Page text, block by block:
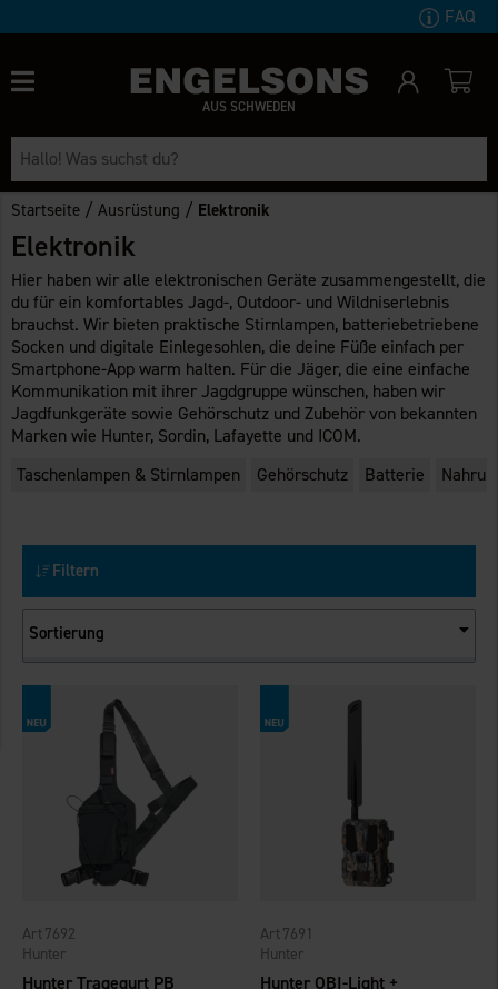
FAQ
AUS SCHWEDEN
Startseite /Ausrüstung / Elektronik
Elektronik
Hier haben wir alle elektronischen Geräte zusammengestellt, die
du für ein komfortables Jagd-, Outdoor- und Wildniserlebnis
brauchst. Wir bieten praktische Stirnlampen, batteriebetriebene
Socken und digitale Einlegesohlen, die deine Füße einfach per
Smartphone-App warm halten. Für die Jäger, die eine einfache
Kommunikation mit ihrer Jagdgruppe wünschen, haben wir
Jagdfunkgeräte sowie Gehörschutz und Zubehör von bekannten
Marken wie Hunter, Sordin, Lafayette und ICOM.
Taschenlampen & Stirnlampen
Gehörschutz Batterie
Filtern
Sortierung
Hunter Tragegurt PB
Hunter
7692
Hunter OBI-Light +
Hunter
7691